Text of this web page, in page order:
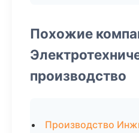
Похожие
производство
Производство